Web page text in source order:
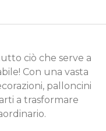
ciò che serve a
Con una vasta
palloncini
a trasformare